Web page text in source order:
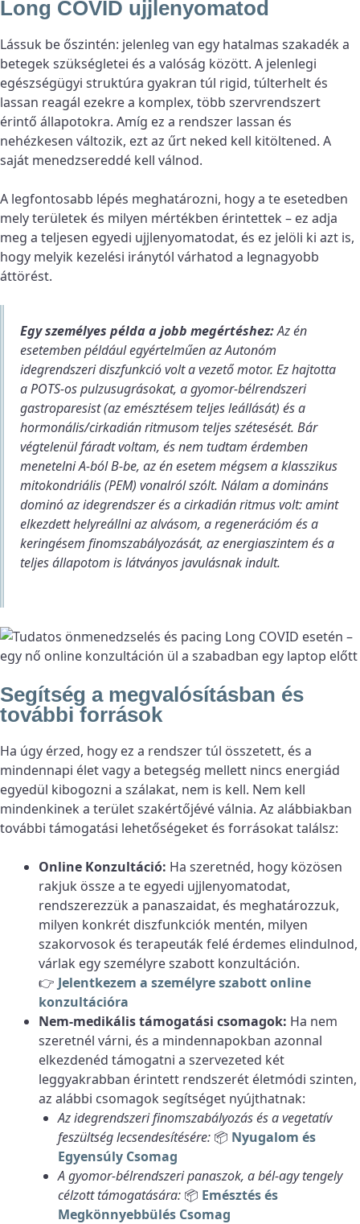
Long COVID ujjlenyomatod
Lássuk be őszintén: jelenleg van egy hatalmas szakadék a
betegek szükségletei és a valóság között. A jelenlegi
egészségügyi struktúra gyakran túl rigid, túlterhelt és
lassan reagál ezekre a komplex, több szervrendszert
érintő állapotokra. Amíg ez a rendszer lassan és
nehézkesen változik, ezt az űrt neked kell kitöltened. A
saját menedzsereddé kell válnod.
A legfontosabb lépés meghatározni, hogy a te esetedben
mely területek és milyen mértékben érintettek – ez adja
meg a teljesen egyedi ujjlenyomatodat, és ez jelöli ki azt is,
hogy melyik kezelési iránytól várhatod a legnagyobb
áttörést.
Egy személyes példa a jobb megértéshez:Az én
esetemben például egyértelműen azAutonóm
idegrendszeri diszfunkcióvolt a vezető motor. Ez hajtotta
a POTS-os pulzusugrásokat, a gyomor-bélrendszeri
gastroparesist (az emésztésem teljes leállását) és a
hormonális/cirkadián ritmusom teljes szétesését. Bár
végtelenül fáradt voltam, és nem tudtam érdemben
menetelni A-ból B-be, az én esetem mégsem a klasszikus
mitokondriális (PEM) vonalról szólt. Nálam a domináns
dominó az idegrendszer és a cirkadián ritmus volt: amint
elkezdett helyreállni az alvásom, a regenerációm és a
keringésem finomszabályozását, az energiaszintem és a
teljes állapotom is látványos javulásnak indult.
Segítség a megvalósításban és
további források
Ha úgy érzed, hogy ez a rendszer túl összetett, és a
mindennapi élet vagy a betegség mellett nincs energiád
egyedül kibogozni a szálakat, nem is kell. Nem kell
mindenkinek a terület szakértőjévé válnia. Az alábbiakban
további támogatási lehetőségeket és forrásokat találsz:
Online Konzultáció: Ha szeretnéd, hogy közösen
rakjuk össze a te egyedi ujjlenyomatodat,
rendszerezzük a panaszaidat, és meghatározzuk,
milyen konkrét diszfunkciók mentén, milyen
szakorvosok és terapeuták felé érdemes elindulnod,
várlak egy személyre szabott konzultáción.
👉 Jelentkezem a személyre szabott online
konzultációra
Nem-medikális támogatási csomagok: Ha nem
szeretnél várni, és a mindennapokban azonnal
elkezdenéd támogatni a szervezeted két
leggyakrabban érintett rendszerét életmódi szinten,
az alábbi csomagok segítséget nyújthatnak:
Az idegrendszeri finomszabályozás és a vegetatív
feszültség lecsendesítésére: 📦 Nyugalom és
Egyensúly Csomag
A gyomor-bélrendszeri panaszok, a bél-agy tengely
célzott támogatására: 📦 Emésztés és
Megkönnyebbülés Csomag